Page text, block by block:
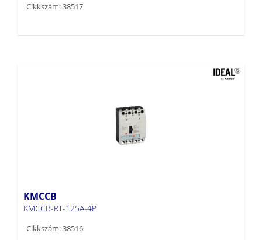
Cikkszám: 38517
KMCCB
KMCCB-RT-125A-4P
Cikkszám: 38516